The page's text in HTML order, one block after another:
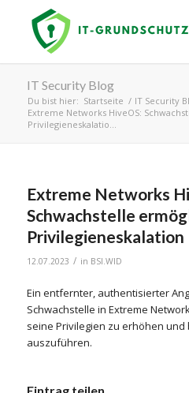
IT Security Blog
Du bist hier: Startseite / IT Security
Extreme Networks HiveOS:
Privilegieneskalatio...
Extreme Networks
Schwachstelle
Privilegieneskalation
12.07.2023 / in BSI.WID
Ein entfernter, authentisierter
Schwachstelle in Extreme
seine Privilegien zu erhöhen
auszuführen.